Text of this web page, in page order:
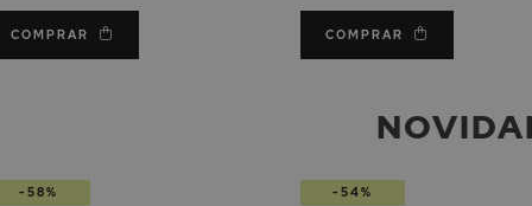
COMPRAR COMPRAR
-58% -54%